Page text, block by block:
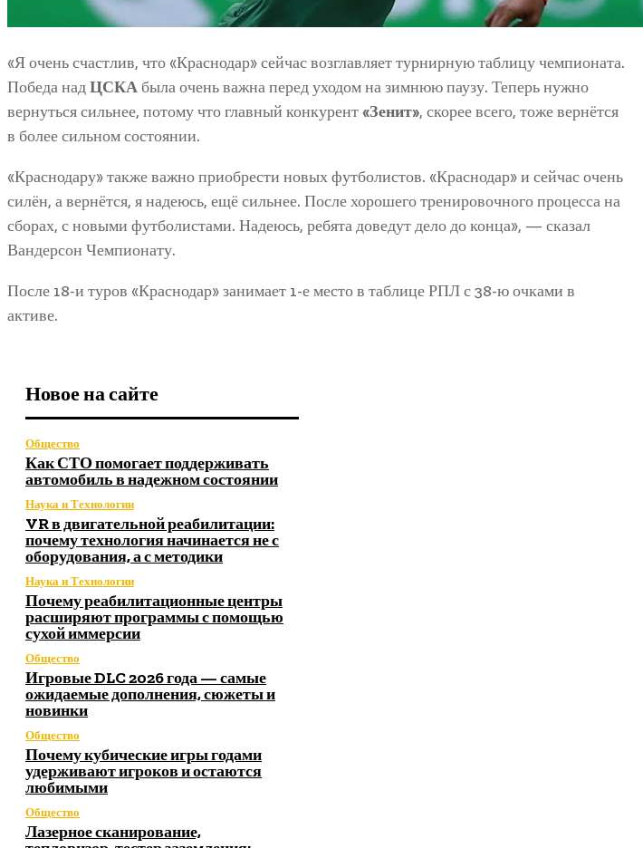
«Я очень счастлив, что «Краснодар» сейчас возглавляет турнирную таблицу чемпионата.
Победа надЦСКА была очень важна перед уходом на зимнюю паузу. Теперь нужно
вернуться сильнее, потому что главный конкурент«Зенит», скорее всего, тоже вернётся
в более сильном состоянии.
«Краснодару» также важно приобрести новых футболистов. «Краснодар» и сейчас очень
силён, а вернётся, я надеюсь, ещё сильнее. После хорошего тренировочного процесса на
сборах, с новыми футболистами. Надеюсь, ребята доведут дело до конца», — сказал
Вандерсон Чемпионату.
После 18-и туров «Краснодар» занимает 1-е место в таблице РПЛ с 38-ю очками в
активе.
Новое на сайте
Общество
Как СТО помогает поддерживать
автомобиль в надежном состоянии
Наука и Технологии
VR в двигательной реабилитации:
почему технология начинается не с
оборудования, а с методики
Наука и Технологии
Почему реабилитационные центры
расширяют программы с помощью
сухой иммерсии
Общество
Игровые DLC 2026 года — самые
ожидаемые дополнения, сюжеты и
новинки
Общество
Почему кубические игры годами
удерживают игроков и остаются
любимыми
Общество
Лазерное сканирование,